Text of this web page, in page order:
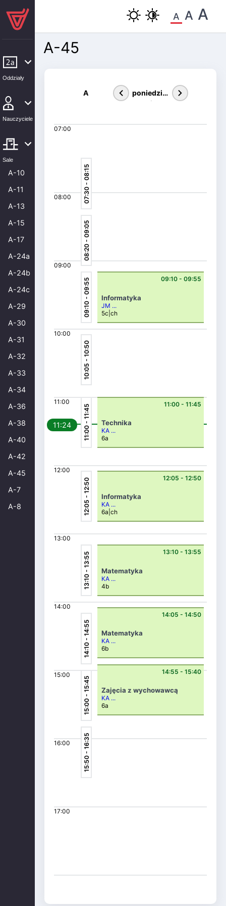
Oddziały
Nauczyciele
Sale
A-10
A-11
A-13
A-15
A-17
A-24a
A-24b
A-24c
A-29
A-30
A-31
A-32
A-33
A-34
A-36
A-38
A-40
A-42
A-45
A-7
A-8
A A A
A-45
A
07:30 - 08:15
08:20 - 09:05
09:10 - 09:55
10:05 - 10:50
11:00 - 11:45
12:05 - 12:50
13:10 - 13:55
14:10 - 14:55
15:00 - 15:45
15:50 - 16:35
poniedział
ek
09:10 - 09:55
Informatyka
JM ...
5c|ch
11:00 - 11:45
Technika
KA ...
6a
12:05 - 12:50
Informatyka
KA ...
6a|ch
13:10 - 13:55
Matematyka
KA ...
4b
14:05 - 14:50
Matematyka
KA ...
6b
14:55 - 15:40
Zajęcia z wychowawcą
KA ...
6a
07:00
08:00
09:00
10:00
11:00
12:00
13:00
14:00
15:00
16:00
17:00
11:24